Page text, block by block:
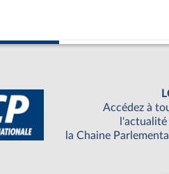
Accédez à
l'actualité
la Chaine